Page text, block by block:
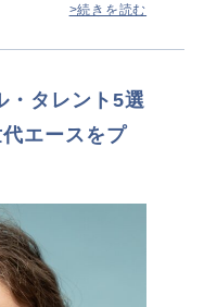
>続きを読む
・タレント5選
代エースをプ